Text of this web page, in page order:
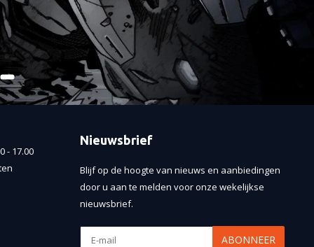
- 17.00
Nieuwsbrief
Blijf op de hoogte van nieuws en aanbiedingen
door u aan te melden voor onze wekelijkse
nieuwsbrief.
ABONNEER